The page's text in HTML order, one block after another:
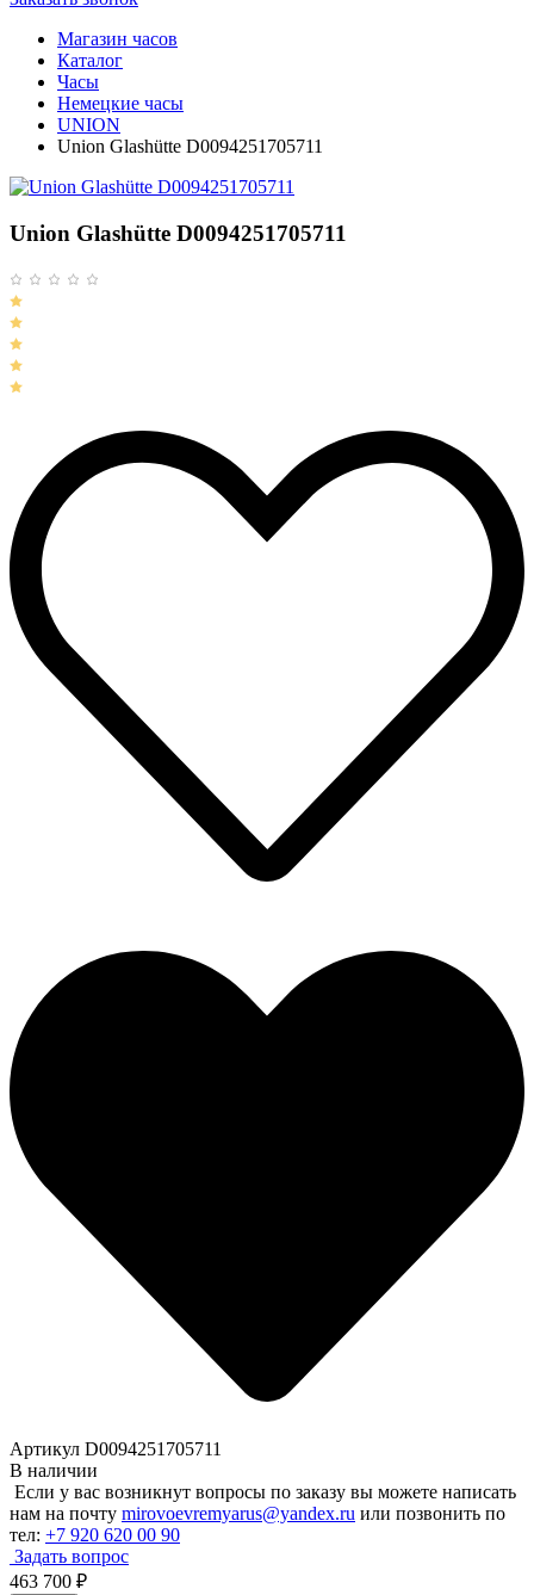
Магазин часов
Каталог
Часы
Немецкие часы
UNION
Union Glashütte D0094251705711
Union Glashütte D0094251705711
Артикул D0094251705711
В наличии
Если у вас возникнут вопросы по заказу вы можете написать
нам на почту mirovoevremyarus@yandex.ru или позвонить по
тел: +7 920 620 00 90
Задать вопрос
463 700 ₽